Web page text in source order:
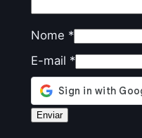
Nome *
E-mail *